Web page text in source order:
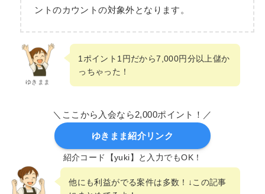
ントのカウントの対象外となります。
ゆきまま
1ポイント1円だから7,000円分以上儲か
っちゃった！
＼ここから入会なら2,000ポイント！／
ゆきまま紹介リンク
紹介コード【yuki】と入力でもOK！
他にも利益がでる案件は多数！↓この記事